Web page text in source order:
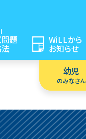
幼児
のみなさん
題 WiLLから
お知らせ